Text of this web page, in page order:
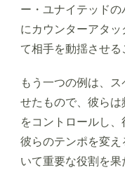
ー・ユナイテッド
にカウンターアタ
て相手を動揺させる
もう一つの例は、
せたもので、彼ら
をコントロールし、
彼らのテンポを変
いて重要な役割を果